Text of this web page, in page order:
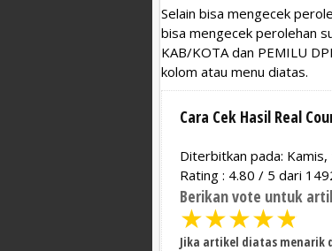
Selain bisa mengecek
bisa mengecek perolehan
KAB/KOTA dan PEMILU
kolom atau menu diatas.
Cara Cek Hasil Real
Diterbitkan pada:
Rating : 4.80 / 5 dari
Berikan vote untuk
★★★★★
Jika artikel diatas menarik